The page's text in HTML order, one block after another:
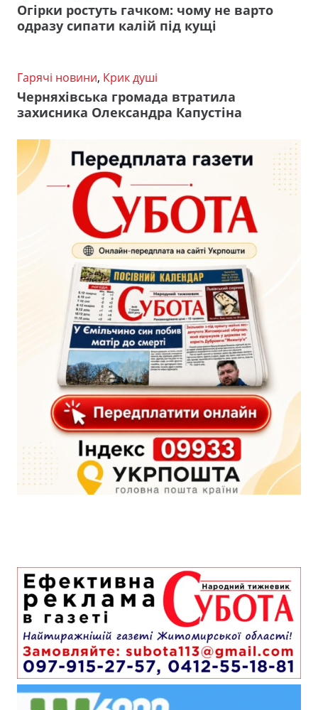
Огірки ростуть гачком: чому не варто
одразу сипати калій під кущі
Гарячі новини, Крик душі
Черняхівська громада втратила
захисника Олександра Капустіна